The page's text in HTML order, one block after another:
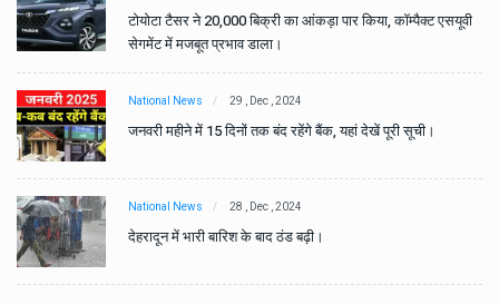
टोयोटा टैसर ने 20,000 बिक्री का आंकड़ा पार किया, कॉम्पैक्ट एसयूवी
सेगमेंट में मजबूत प्रभाव डाला।
National News 29 , Dec , 2024
जनवरी महीने में 15 दिनों तक बंद रहेंगे बैंक, यहां देखें पूरी सूची।
National News 28 , Dec , 2024
देहरादून में भारी बारिश के बाद ठंड बढ़ी।